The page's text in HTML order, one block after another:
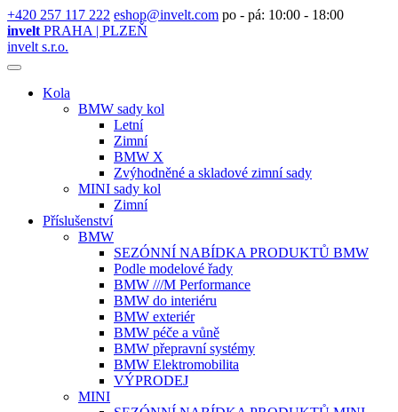
+420 257 117 222 eshop@invelt.com po - pá: 10:00 - 18:00
invelt PRAHA | PLZEŇ
invelt s.r.o.
Kola
BMW sady kol
Letní
Zimní
BMW X
Zvýhodněné a skladové zimní sady
MINI sady kol
Zimní
Příslušenství
BMW
SEZÓNNÍ NABÍDKA PRODUKTŮ BMW
Podle modelové řady
BMW ///M Performance
BMW do interiéru
BMW exteriér
BMW péče a vůně
BMW přepravní systémy
BMW Elektromobilita
VÝPRODEJ
MINI